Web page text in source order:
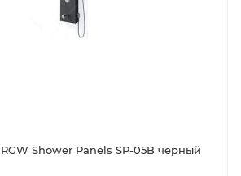
Shower Panels SP-05B черный